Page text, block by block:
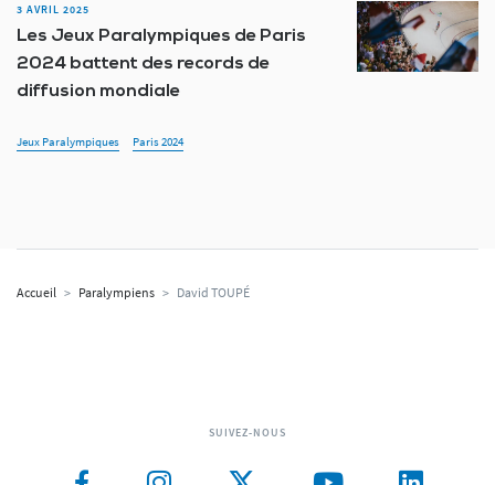
3 AVRIL 2025
Les Jeux Paralympiques de Paris
2024 battent des records de
diffusion mondiale
Jeux Paralympiques Paris 2024
Accueil > Paralympiens > David TOUPÉ
SUIVEZ-NOUS